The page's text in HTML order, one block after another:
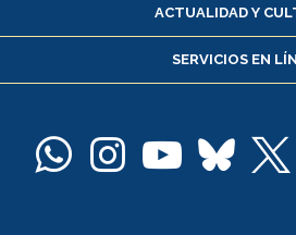
Servicio médico y
Pago de arancel y
Docentes
ACTUALIDAD Y
SERVICIOS EN